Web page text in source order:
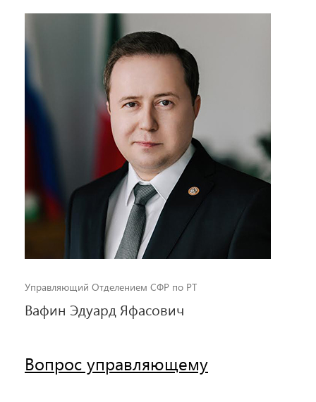
Управляющий Отделением СФР по РТ
Вафин Эдуард Яфасович
Вопрос управляющему